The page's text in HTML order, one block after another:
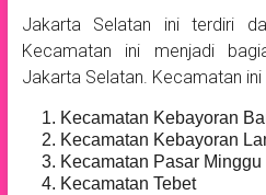
Jakarta Selatan ini terdiri
Kecamatan ini menjadi
Jakarta Selatan. Kecamatan ini
Kecamatan Kebayoran
Kecamatan Kebayoran
Kecamatan Pasar Minggu
Kecamatan Tebet